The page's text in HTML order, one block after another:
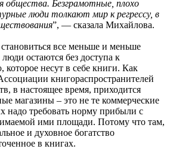
общества. Безграмотные, плохо
люди толкают мир к регрессу, в
”, — сказала Михайлова.
все меньше и меньше
люди остаются без доступа к
которое несут в себе книги. Как
книгораспространителей
в настоящее время, приходится
магазины – это не те коммерческие
надо требовать норму прибыли с
ими площади. Потому что там,
и духовное богатство
в книгах.